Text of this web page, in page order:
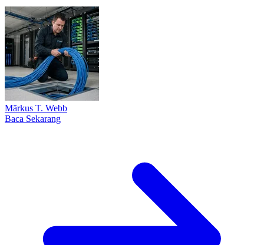
Mārkus T. Web​b
Baca Sekarang